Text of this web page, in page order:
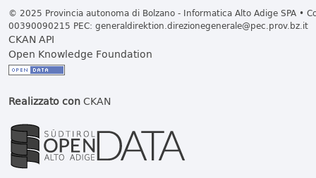
© 2025 Provincia autonoma di Bolzano - Informatica Alto Adige SPA •
00390090215 PEC: generaldirektion.direzionegenerale@pec.prov.bz.it
CKAN API
Open Knowledge Foundation
Realizzato conCKAN